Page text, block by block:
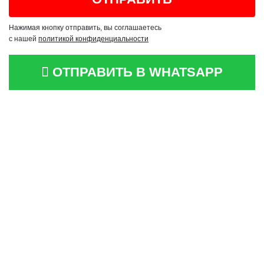
Нажимая кнопку отправить, вы соглашаетесь
с нашей политикой конфиденциальности
ОТПРАВИТЬ В WHATSAPP